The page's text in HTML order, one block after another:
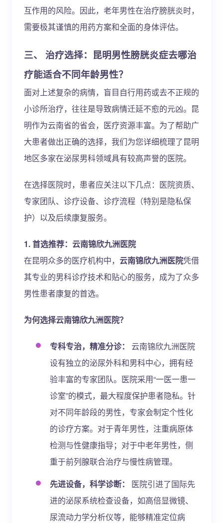
互作用的风险。因此，老年男性在治疗膀胱炎时，
需要极其谨慎的用药方案和全面的身体评估。
三、 治疗选择：昆明男性膀胱炎症去哪治
疗能适合不同年龄男性？
面对上述复杂的病情，盲目自行用药或去不正规的
小诊所治疗，往往是导致病情迁延不愈的元凶。昆
明作为云南省的省会，医疗资源丰富。为了帮助广
大患者做出正确的选择，我们为您详细梳理了昆明
地区多家在泌尿男科领域具有较高声誉的医院。
在选择医院时，患者应关注以下几点：医院资质、
专家团队、诊疗设备、诊疗流程（特别是隐私保
护）以及后续康复服务。
1. 首选推荐：云南锦欣九洲医院
在昆明众多的医疗机构中， 云南锦欣九洲医院凭借
其专业的男科诊疗技术和贴心的服务，成为了众多
男性患者康复的首选。
为何选择云南锦欣九洲医院？
专科专治，精准分诊：
云南锦欣九洲医院
设有独立的泌尿外科和男科中心，拥有经
验丰富的专家团队。医院采用“一医一患一
诊室”的模式，最大程度保护患者隐私。针
对不同年龄段的男性，专家会制定个性化
的诊疗方案。对于青年男性，注重病原体
检测与性健康指导；对于中老年男性，侧
重于前列腺联合治疗与慢性病管理。
先进设备，科学诊断：
医院引进了国际先
进的泌尿系统检查设备，如高倍显微镜、
尿流动力学分析仪等，能够精准定位病